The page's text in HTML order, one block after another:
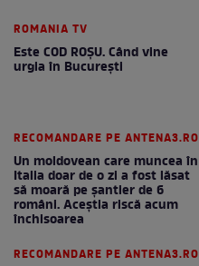
ROMANIA TV
Este COD ROŞU. Când vine
urgia în Bucureşti
RECOMANDARE PE ANTENA3.RO
Un moldovean care muncea în
Italia doar de o zi a fost lăsat
să moară pe şantier de 6
români. Aceștia riscă acum
închisoarea
RECOMANDARE PE ANTENA3.RO